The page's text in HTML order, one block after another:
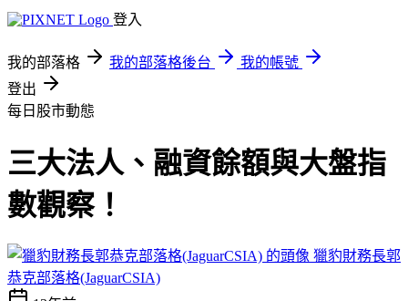
登入
我的部落格 我的部落格後台
我的帳號
登出
每日股市動態
三大法人、融資餘額與大盤指
數觀察！
獵豹財務長郭
恭克部落格(JaguarCSIA)